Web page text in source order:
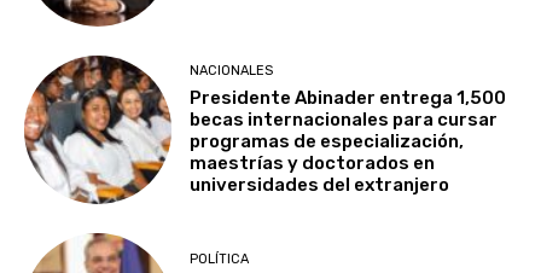
NACIONALES
Presidente Abinader entrega 1,500
becas internacionales para cursar
programas de especialización,
maestrías y doctorados en
universidades del extranjero
POLÍTICA